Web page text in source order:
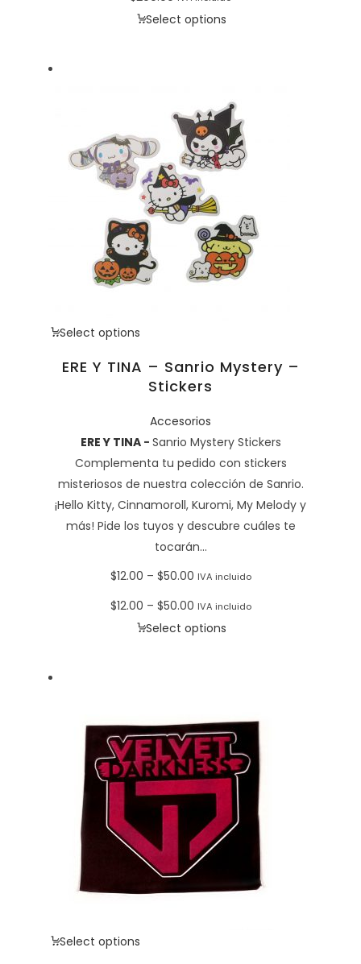
Select options
Select options
ERE Y TINA – Sanrio Mystery –
Stickers
Accesorios
ERE Y TINA- Sanrio Mystery Stickers
Complementa tu pedido con stickers
misteriosos de nuestra colección de Sanrio.
¡Hello Kitty, Cinnamoroll, Kuromi, My Melody y
más! Pide los tuyos y descubre cuáles te
tocarán...
$12.00 – $50.00Price
through
IVA incluido
$12.00 – $50.00Price
range:
IVA incluido
Select options
Select options